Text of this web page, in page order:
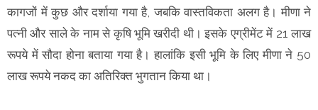
कागजों में कुछ और दर्शाया गया है, जबकि वास्तविकता अलग है। मीणा ने
पत्नी और साले के नाम से कृषि भूमि खरीदी थी। इसके एग्रीमेंट में 21 लाख
रूपये में सौदा होना बताया गया है। हालांकि इसी भूमि के लिए मीणा ने 50
लाख रूपये नकद का अतिरिक्त भुगतान किया था।